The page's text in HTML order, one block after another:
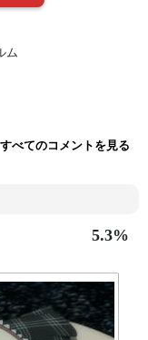
ム
べてのコメントを見る
5.3%